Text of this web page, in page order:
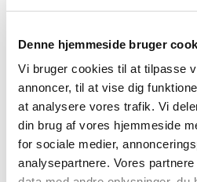
Denne hjemmeside bruger
Vi bruger cookies til at tilpasse
annoncer, til at vise dig
at analysere vores trafik. Vi
din brug af vores hjemmeside
for sociale medier,
analysepartnere. Vores
Faglig
Asger bistår offentlige og
forsyningsvirksomheder samt
forsyningsretlige, miljøretlige og
Asger bistår endvidere med
og kommunalretlige spørgsmål
vedrørende de EU-retlige
endvidere retssager og